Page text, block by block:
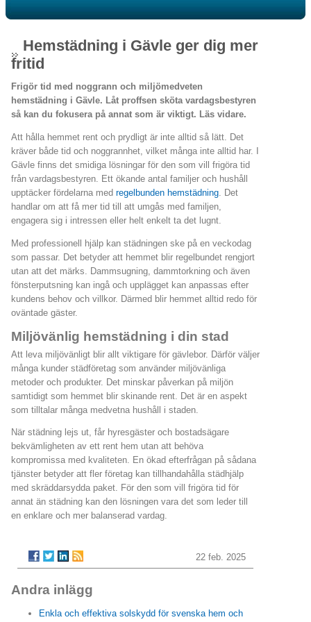
Hemstädning i Gävle ger dig mer
fritid
Frigör tid med noggrann och miljömedveten
hemstädning i Gävle. Låt proffsen sköta vardagsbestyren
så kan du fokusera på annat som är viktigt. Läs vidare.
Att hålla hemmet rent och prydligt är inte alltid så lätt. Det
kräver både tid och noggrannhet, vilket många inte alltid har. I
Gävle finns det smidiga lösningar för den som vill frigöra tid
från vardagsbestyren. Ett ökande antal familjer och hushåll
upptäcker fördelarna med regelbunden hemstädning. Det
handlar om att få mer tid till att umgås med familjen,
engagera sig i intressen eller helt enkelt ta det lugnt.
Med professionell hjälp kan städningen ske på en veckodag
som passar. Det betyder att hemmet blir regelbundet rengjort
utan att det märks. Dammsugning, dammtorkning och även
fönsterputsning kan ingå och upplägget kan anpassas efter
kundens behov och villkor. Därmed blir hemmet alltid redo för
oväntade gäster.
Miljövänlig hemstädning i din stad
Att leva miljövänligt blir allt viktigare för gävlebor. Därför väljer
många kunder städföretag som använder miljövänliga
metoder och produkter. Det minskar påverkan på miljön
samtidigt som hemmet blir skinande rent. Det är en aspekt
som tilltalar många medvetna hushåll i staden.
När städning lejs ut, får hyresgäster och bostadsägare
bekvämligheten av ett rent hem utan att behöva
kompromissa med kvaliteten. En ökad efterfrågan på sådana
tjänster betyder att fler företag kan tillhandahålla städhjälp
med skräddarsydda paket. För den som vill frigöra tid för
annat än städning kan den lösningen vara det som leder till
en enklare och mer balanserad vardag.
22 feb. 2025
Andra inlägg
Enkla och effektiva solskydd för svenska hem och